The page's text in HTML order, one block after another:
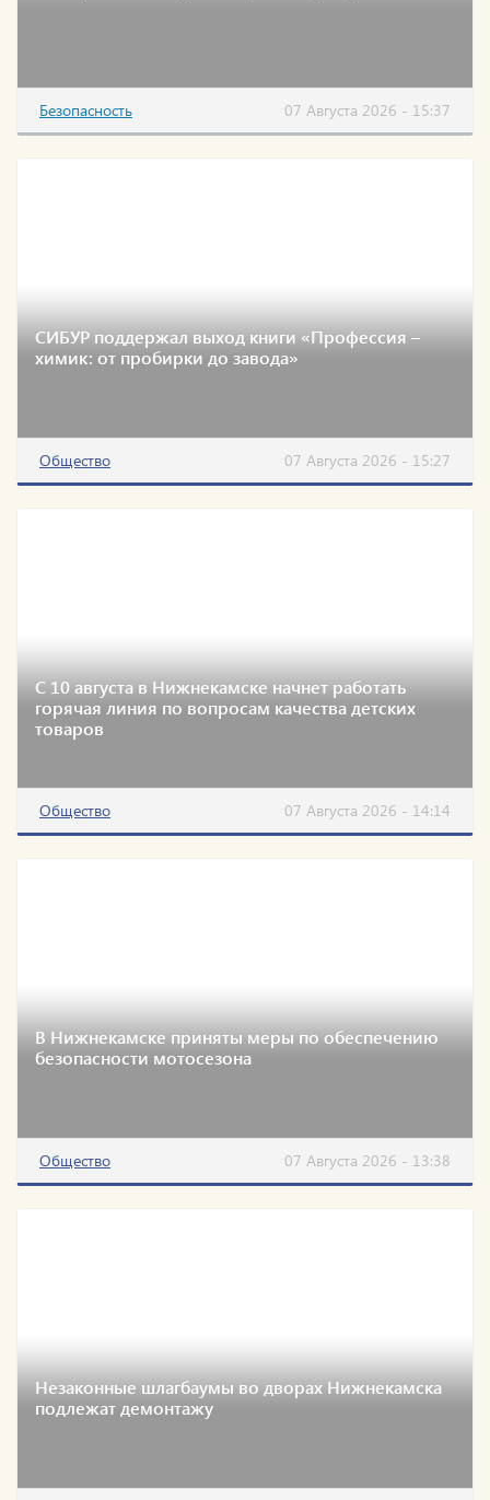
Безопасность 07 Августа 2026 - 15:37
СИБУР поддержал выход книги «Профессия –
химик: от пробирки до завода»
Общество 07 Августа 2026 - 15:27
С 10 августа в Нижнекамске начнет работать
горячая линия по вопросам качества детских
товаров
Общество 07 Августа 2026 - 14:14
В Нижнекамске приняты меры по обеспечению
безопасности мотосезона
Общество 07 Августа 2026 - 13:38
Незаконные шлагбаумы во дворах Нижнекамска
подлежат демонтажу